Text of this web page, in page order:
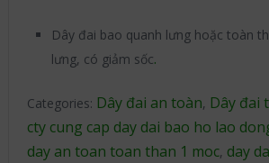
Dây đai bao quanh lưng hoặc toàn
lưng, có giảm sốc.
Categories: Dây đai an toàn, Dây đai
cty cung cap day dai bao ho lao
day an toan toan than 1 moc, day